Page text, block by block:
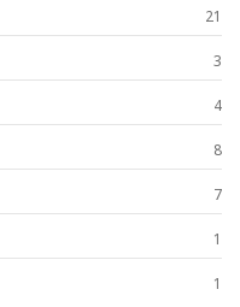
21
3
4
8
7
1
1